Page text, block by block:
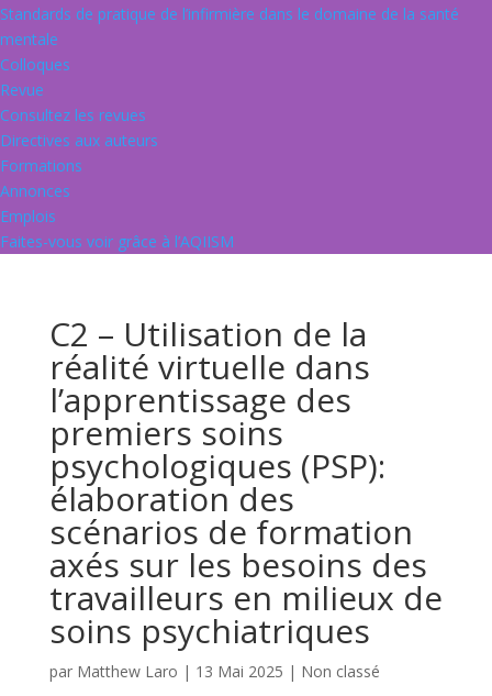
Standards de pratique de l’infirmière dans le domaine de la santé
mentale
Colloques
Revue
Consultez les revues
Directives aux auteurs
Formations
Annonces
Emplois
Faites-vous voir grâce à l’AQIISM
C2 – Utilisation de la
réalité virtuelle dans
l’apprentissage des
premiers soins
psychologiques (PSP):
élaboration des
scénarios de formation
axés sur les besoins des
travailleurs en milieux de
soins psychiatriques
par Matthew Laro | 13 Mai 2025 | Non classé